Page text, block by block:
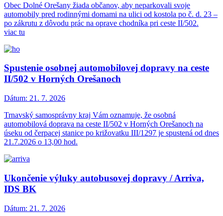
Obec Dolné Orešany žiada občanov, aby neparkovali svoje
automobily pred rodinnými domami na ulici od kostola po č. d. 23 –
po zákrutu z dôvodu prác na oprave chodníka pri ceste II/502.
viac tu
Spustenie osobnej automobilovej dopravy na ceste
II/502 v Horných Orešanoch
Dátum: 21. 7. 2026
Trnavský samosprávny kraj Vám oznamuje, že osobná
automobilová doprava na ceste II/502 v Horných Orešanoch na
úseku od čerpacej stanice po križovatku III/1297 je spustená od dnes
21.7.2026 o 13,00 hod.
Ukončenie výluky autobusovej dopravy / Arriva,
IDS BK
Dátum: 21. 7. 2026